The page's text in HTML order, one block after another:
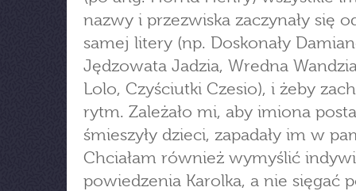
nazwy i przezwiska zaczynały się
samej litery (np. Doskonały
Jędzowata Jadzia, Wredna
Lolo, Czyściutki Czesio), i żeby
rytm. Zależało mi, aby imiona
śmieszyły dzieci, zapadały im w
Chciałam również wymyślić
powiedzenia Karolka, a nie sięgać